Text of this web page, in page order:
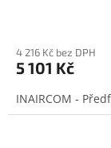
4 216 Kč bez DPH
5 101 Kč
INAIRCOM -